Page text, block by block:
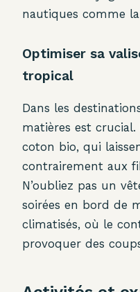
nautiques comme
Optimiser sa
tropical
Dans les
matières est
coton bio, qui
contrairement aux
N’oubliez pas un
soirées en bord de
climatisés, où le
provoquer des